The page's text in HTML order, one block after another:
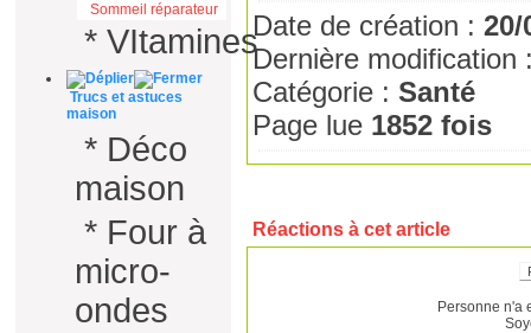
Sommeil réparateur
* VItamines
Trucs et astuces
maison
* Déco
maison
* Four à
micro-
ondes
Date de création : 20/
Dernière
Catégorie : Santé
Page lue 1852 fois
Réactions à cet article
Personne n'a